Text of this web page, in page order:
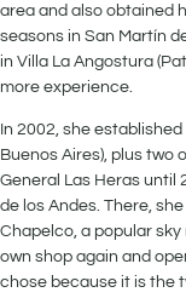
area and also obtained
seasons in San Martín
in Villa La Angostura
more experience.
In 2002, she
Buenos Aires), plus two
General Las Heras until
de los Andes. There,
Chapelco, a popular
own shop again and
chose because it is the